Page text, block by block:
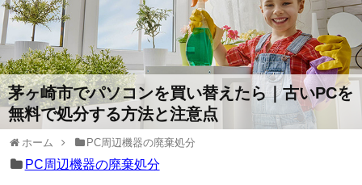
茅ヶ崎市でパソコンを買い替えたら｜古いPCを
無料で処分する方法と注意点
ホーム PC周辺機器の廃棄処分
PC周辺機器の廃棄処分